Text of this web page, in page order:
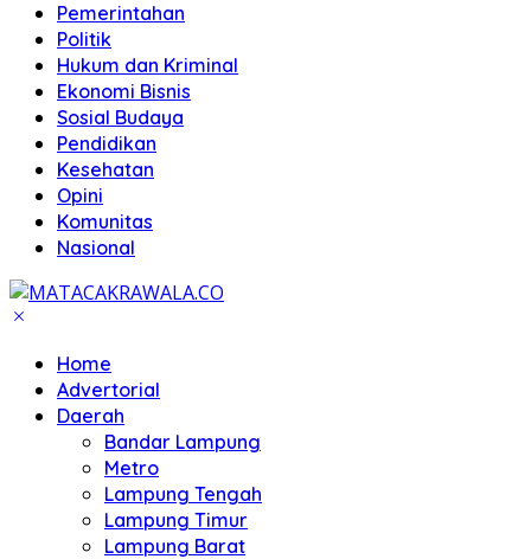
Pemerintahan
Politik
Hukum dan Kriminal
Ekonomi Bisnis
Sosial Budaya
Pendidikan
Kesehatan
Opini
Komunitas
Nasional
Home
Advertorial
Daerah
Bandar Lampung
Metro
Lampung Tengah
Lampung Timur
Lampung Barat